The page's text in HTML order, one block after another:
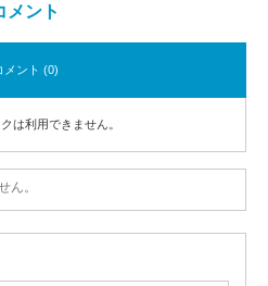
メント
メント (0)
は利用できません。
ん。